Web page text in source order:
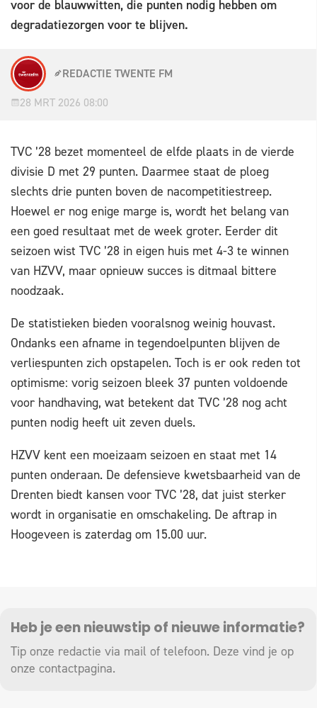
voor de blauwwitten, die punten nodig hebben om
degradatiezorgen voor te blijven.
REDACTIE TWENTE FM
28 MRT 2026 08:00
TVC ’28 bezet momenteel de elfde plaats in de vierde
divisie D met 29 punten. Daarmee staat de ploeg
slechts drie punten boven de nacompetitiestreep.
Hoewel er nog enige marge is, wordt het belang van
een goed resultaat met de week groter. Eerder dit
seizoen wist TVC ’28 in eigen huis met 4-3 te winnen
van HZVV, maar opnieuw succes is ditmaal bittere
noodzaak.
De statistieken bieden vooralsnog weinig houvast.
Ondanks een afname in tegendoelpunten blijven de
verliespunten zich opstapelen. Toch is er ook reden tot
optimisme: vorig seizoen bleek 37 punten voldoende
voor handhaving, wat betekent dat TVC ’28 nog acht
punten nodig heeft uit zeven duels.
HZVV kent een moeizaam seizoen en staat met 14
punten onderaan. De defensieve kwetsbaarheid van de
Drenten biedt kansen voor TVC ’28, dat juist sterker
wordt in organisatie en omschakeling. De aftrap in
Hoogeveen is zaterdag om 15.00 uur.
Heb je een nieuwstip of nieuwe informatie?
Tip onze redactie via mail of telefoon. Deze vind je op
onze contactpagina.